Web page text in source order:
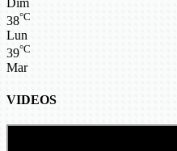
38°C
Lun
39°C
Mar
VIDEOS